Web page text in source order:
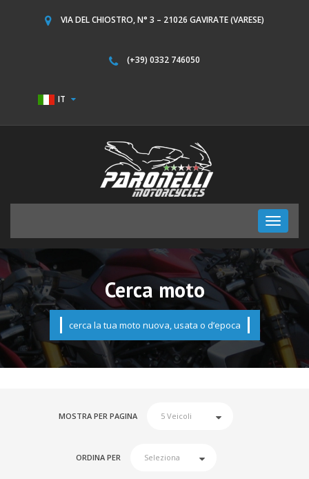
VIA DEL CHIOSTRO, N° 3 – 21026 GAVIRATE (VARESE)
(+39) 0332 746050
IT
Toggle
Cerca moto
cerca la tua moto nuova, usata o d’epoca
MOSTRA PER PAGINA
ORDINA PER